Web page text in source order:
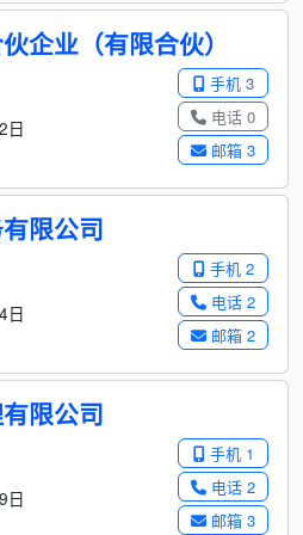
企业（有限合伙）
手机 3
电话 0
邮箱 3
日
限公司
手机 2
电话 2
邮箱 2
日
限公司
手机 1
电话 2
邮箱 3
日